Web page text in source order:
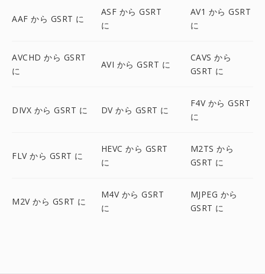
AAF から GSRT に
ASF から GSRT
に
AV1 から GSRT
に
AVCHD から GSRT
に
AVI から GSRT に
CAVS から
GSRT に
DIVX から GSRT に DV から GSRT に
F4V から GSRT
に
FLV から GSRT に
HEVC から GSRT
に
M2TS から
GSRT に
M2V から GSRT に
M4V から GSRT
に
MJPEG から
GSRT に